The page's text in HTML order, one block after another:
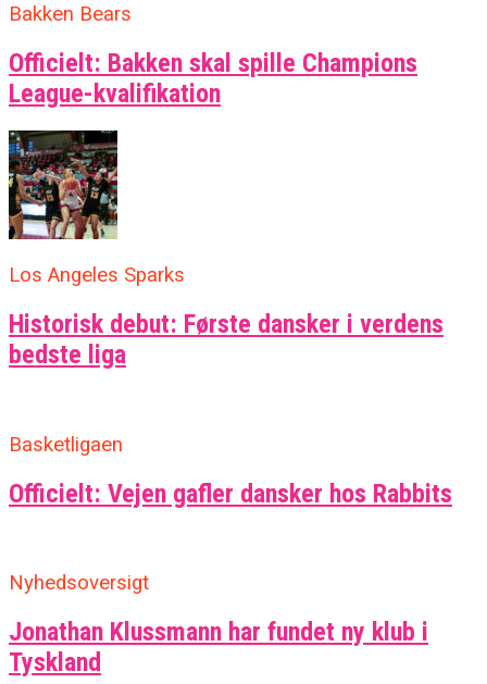
Bakken Bears
Officielt: Bakken skal spille Champions
League-kvalifikation
Los Angeles Sparks
Historisk debut: Første dansker i verdens
bedste liga
Basketligaen
Officielt: Vejen gafler dansker hos Rabbits
Nyhedsoversigt
Jonathan Klussmann har fundet ny klub i
Tyskland